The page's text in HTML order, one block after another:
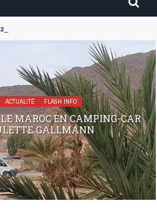
: Le Maroc en camping-car avec
ACTUALITÉ FLASH INFO
MAROC EN CAMPING-CAR
GALLMANN